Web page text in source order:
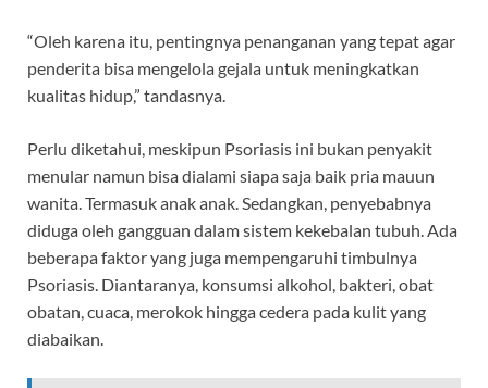
“Oleh karena itu, pentingnya penanganan yang tepat agar
penderita bisa mengelola gejala untuk meningkatkan
kualitas hidup,” tandasnya.
Perlu diketahui, meskipun Psoriasis ini bukan penyakit
menular namun bisa dialami siapa saja baik pria mauun
wanita. Termasuk anak anak. Sedangkan, penyebabnya
diduga oleh gangguan dalam sistem kekebalan tubuh. Ada
beberapa faktor yang juga mempengaruhi timbulnya
Psoriasis. Diantaranya, konsumsi alkohol, bakteri, obat
obatan, cuaca, merokok hingga cedera pada kulit yang
diabaikan.